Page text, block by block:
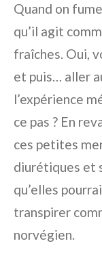
Quand on
qu’il agit
fraîches. Oui,
et puis… aller
l’expérience
ce pas ? En
ces petites
diurétiques et
qu’elles
transpirer
norvégien.